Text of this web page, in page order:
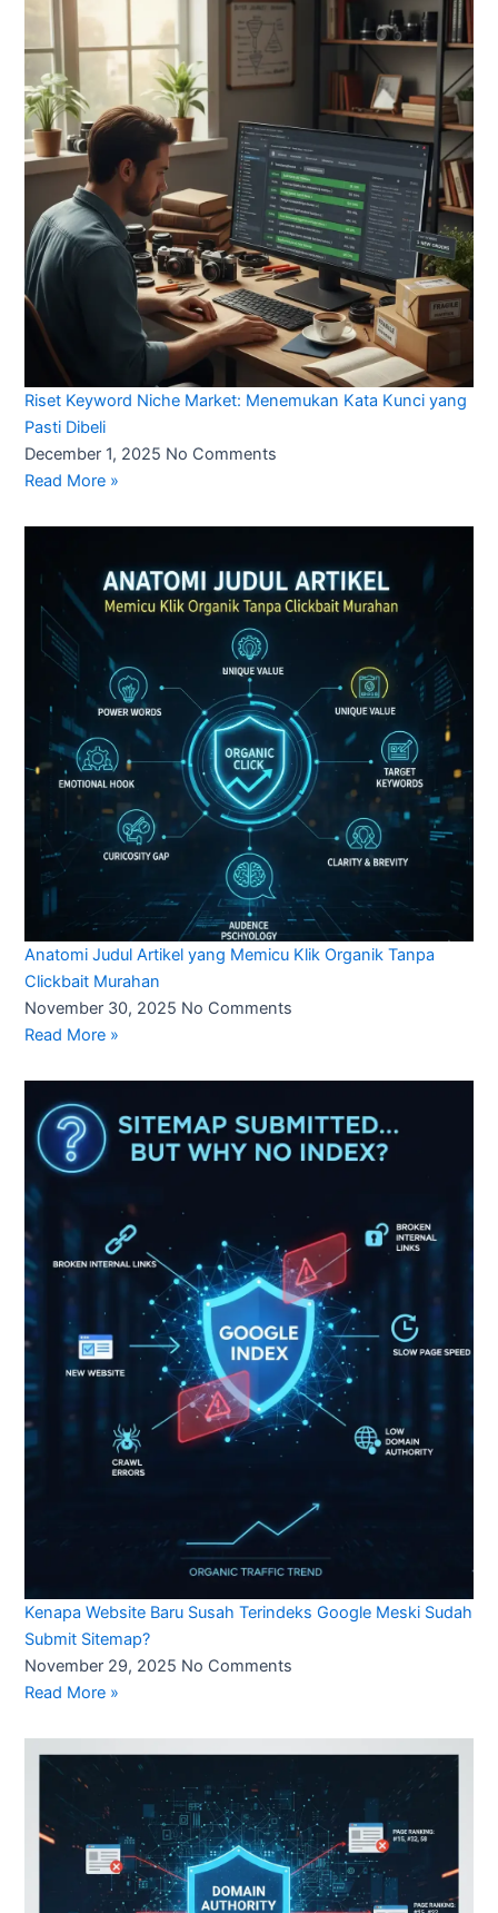
Riset Keyword Niche Market: Menemukan Kata Kunci yang
Pasti Dibeli
December 1, 2025 No Comments
Read More »
Anatomi Judul Artikel yang Memicu Klik Organik Tanpa
Clickbait Murahan
November 30, 2025 No Comments
Read More »
Kenapa Website Baru Susah Terindeks Google Meski Sudah
Submit Sitemap?
November 29, 2025 No Comments
Read More »